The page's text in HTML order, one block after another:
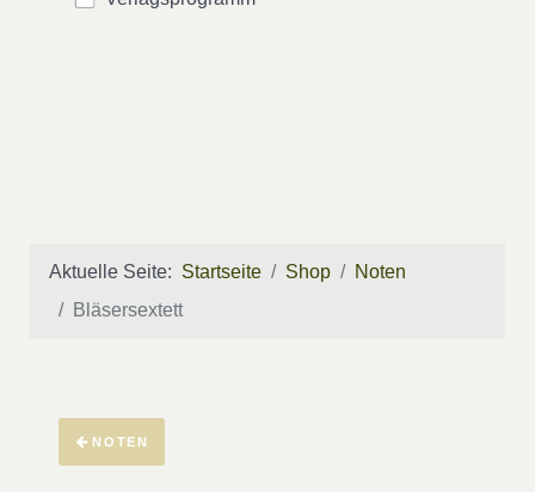
Aktuelle Seite: Startseite Shop
Noten
Bläsersextett
NOTEN